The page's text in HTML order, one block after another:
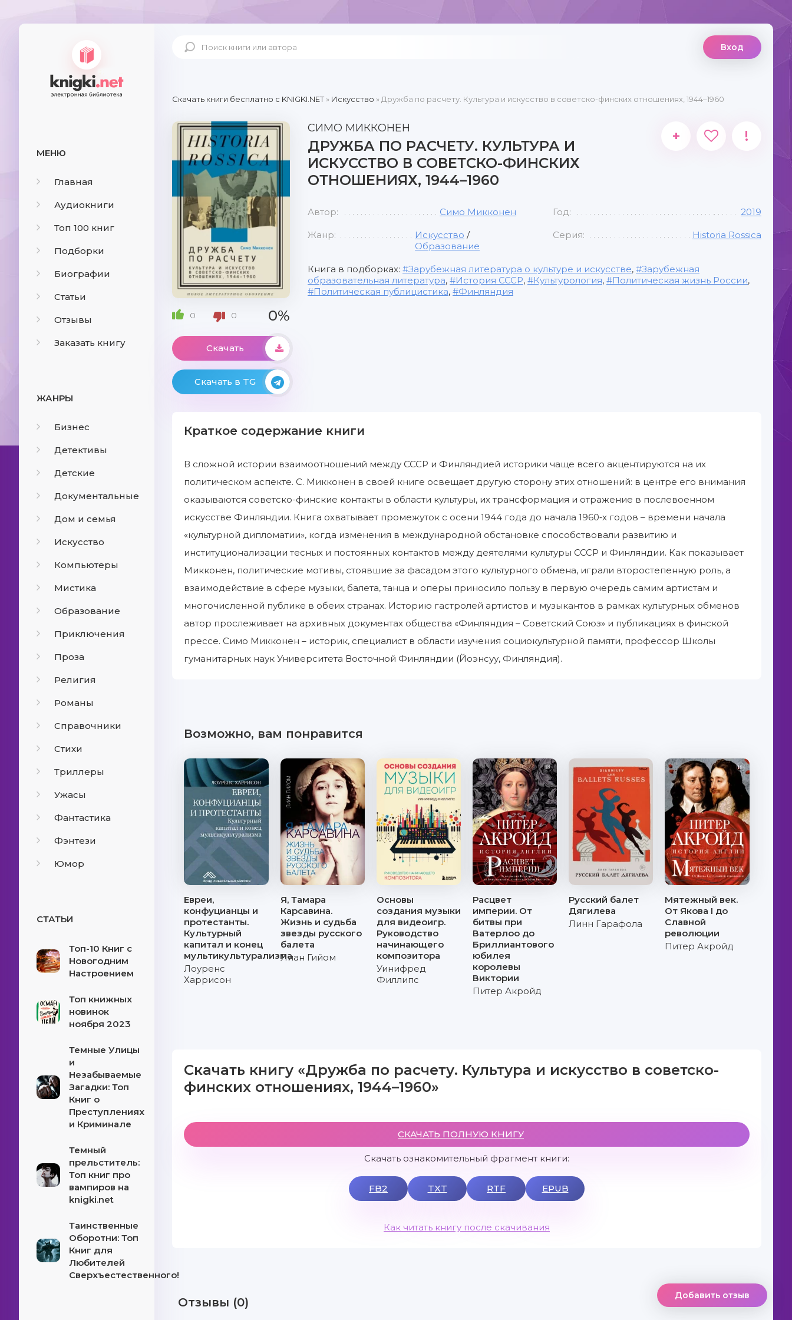
МЕНЮ
Главная
Аудиокниги
Топ 100 книг
Подборки
Биографии
Статьи
Отзывы
Заказать книгу
ЖАНРЫ
Бизнес
Детективы
Детские
Документальные
Дом и семья
Искусство
Компьютеры
Мистика
Образование
Приключения
Проза
Религия
Романы
Справочники
Стихи
Триллеры
Ужасы
Фантастика
Фэнтези
Юмор
СТАТЬИ
Топ-10 Книг с
Новогодним
Настроением
Топ книжных
новинок
ноября 2023
Темные Улицы
и
Незабываемые
Загадки: Топ
Книг о
Преступлениях
и Криминале
Темный
прельститель:
Топ книг про
вампиров на
knigki.net
Таинственные
Оборотни: Топ
Книг для
Любителей
Сверхъестественного!
Вход
Скачать книги бесплатно c KNIGKI.NET» Искусство » Дружба по расчету. Культура и искусство в советско-финских отношениях, 1944–1960
0 0 0%
Скачать
Скачать в TG
СИМО МИККОНЕН
ДРУЖБА ПО РАСЧЕТУ. КУЛЬТУРА И
ИСКУССТВО В СОВЕТСКО-ФИНСКИХ
ОТНОШЕНИЯХ, 1944–1960
+ !
Автор: Симо Микконен Год: 2019
Жанр: Искусство /
Образование
Серия: Historia Rossica
Книга в подборках: Зарубежная литература о культуре и искусстве,
Зарубежная
образовательная литература, История СССР, Культурология, Политическая жизнь России,
Политическая публицистика, Финляндия
Краткое содержание книги
В сложной истории взаимоотношений между СССР и Финляндией историки чаще всего акцентируются на их
политическом аспекте. С. Микконен в своей книге освещает другую сторону этих отношений: в центре его внимания
оказываются советско-финские контакты в области культуры, их трансформация и отражение в послевоенном
искусстве Финляндии. Книга охватывает промежуток с осени 1944 года до начала 1960‐х годов – времени начала
«культурной дипломатии», когда изменения в международной обстановке способствовали развитию и
институционализации тесных и постоянных контактов между деятелями культуры СССР и Финляндии. Как показывает
Микконен, политические мотивы, стоявшие за фасадом этого культурного обмена, играли второстепенную роль, а
взаимодействие в сфере музыки, балета, танца и оперы приносило пользу в первую очередь самим артистам и
многочисленной публике в обеих странах. Историю гастролей артистов и музыкантов в рамках культурных обменов
автор прослеживает на архивных документах общества «Финляндия – Советский Союз» и публикациях в финской
прессе. Симо Микконен – историк, специалист в области изучения социокультурной памяти, профессор Школы
гуманитарных наук Университета Восточной Финляндии (Йоэнсуу, Финляндия).
Возможно, вам понравится
Евреи,
конфуцианцы и
протестанты.
Культурный
капитал и конец
мультикультурализма
Лоуренс
Харрисон
Я, Тамара
Карсавина.
Жизнь и судьба
звезды русского
балета
Лиан Гийом
Основы
создания музыки
для видеоигр.
Руководство
начинающего
композитора
Уинифред
Филлипс
Расцвет
империи. От
битвы при
Ватерлоо до
Бриллиантового
юбилея
королевы
Виктории
Питер Акройд
Русский балет
Дягилева
Линн Гарафола
Мятежный век.
От Якова I до
Славной
революции
Питер Акройд
Скачать книгу «Дружба по расчету. Культура и искусство в советско-
финских отношениях, 1944–1960»
СКАЧАТЬ ПОЛНУЮ КНИГУ
Скачать ознакомительный фрагмент книги:
FB2 TXT RTF EPUB
Как читать книгу после скачивания
Отзывы (0) Добавить отзыв